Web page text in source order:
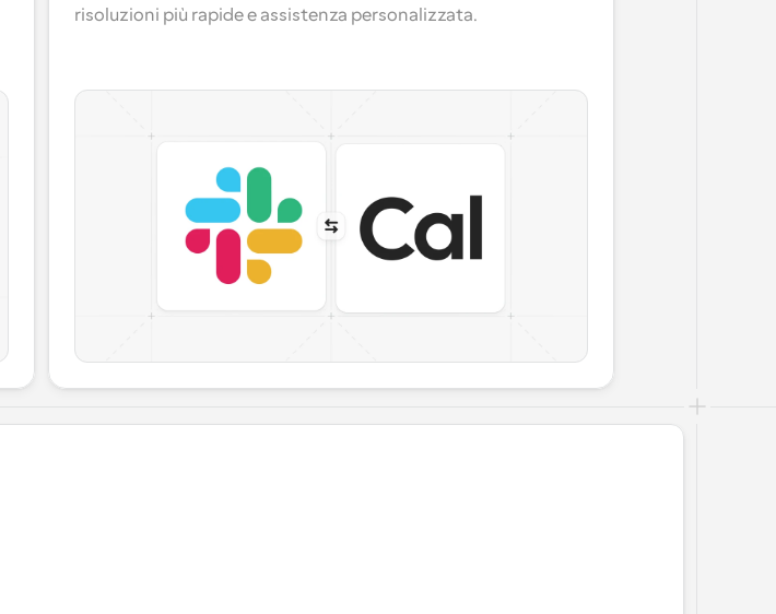
risoluzioni più rapide e assistenza personalizzata.